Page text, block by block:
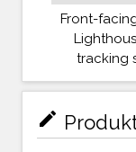
Front-
tracking
mode_edit